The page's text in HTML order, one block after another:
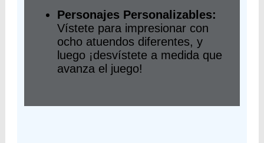
Personajes Personalizables:
Vístete para impresionar con
ocho atuendos diferentes, y
luego ¡desvístete a medida que
avanza el juego!